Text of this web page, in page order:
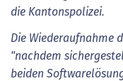
die Kantonspolizei.
Die Wiederaufnahme
"nachdem
beiden